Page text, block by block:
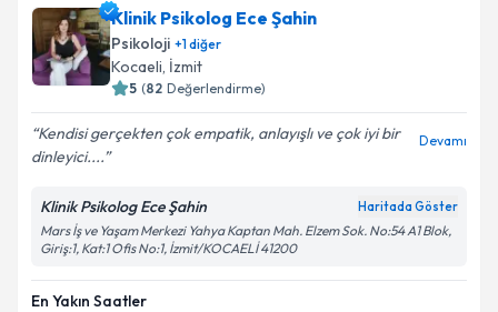
Klinik Psikolog Ece Şahin
Psikoloji +1diğer
Kocaeli, İzmit
5 (82 Değerlendirme)
Kendisi gerçekten çok empatik, anlayışlı ve çok iyi bir
dinleyici....
Devamı
Klinik Psikolog Ece Şahin Haritada Göster
Mars İş ve Yaşam Merkezi Yahya Kaptan Mah. Elzem Sok. No:54 A1 Blok,
Giriş:1, Kat:1 Ofis No:1, İzmit/KOCAELİ 41200
En Yakın Saatler